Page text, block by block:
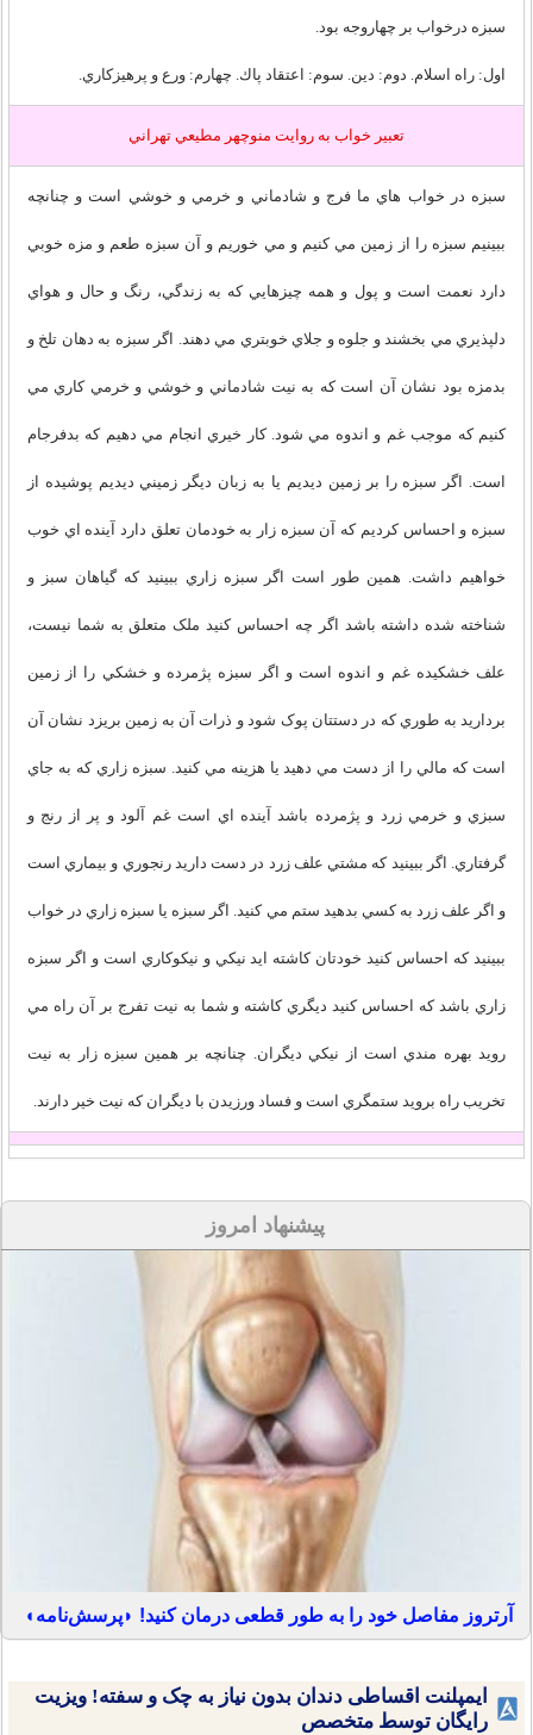
سبزه درخواب بر چهاروجه بود.
اول: راه اسلام. دوم: دين. سوم: اعتقاد پاك. چهارم: ورع و پرهيزكاري.
تعبير خواب به روايت منوچهر مطيعي تهراني
سبزه در خواب هاي ما فرج و شادماني و خرمي و خوشي است و چنانچه
ببينيم سبزه را از زمين مي کنيم و مي خوريم و آن سبزه طعم و مزه خوبي
دارد نعمت است و پول و همه چيزهايي که به زندگي، رنگ و حال و هواي
دلپذيري مي بخشند و جلوه و جلاي خوبتري مي دهند. اگر سبزه به دهان تلخ و
بدمزه بود نشان آن است که به نيت شادماني و خوشي و خرمي کاري مي
کنيم که موجب غم و اندوه مي شود. کار خيري انجام مي دهيم که بدفرجام
است. اگر سبزه را بر زمين ديديم يا به زبان ديگر زميني ديديم پوشيده از
سبزه و احساس کرديم که آن سبزه زار به خودمان تعلق دارد آينده اي خوب
خواهيم داشت. همين طور است اگر سبزه زاري ببينيد که گياهان سبز و
شناخته شده داشته باشد اگر چه احساس کنيد ملک متعلق به شما نيست،
علف خشکيده غم و اندوه است و اگر سبزه پژمرده و خشکي را از زمين
برداريد به طوري که در دستتان پوک شود و ذرات آن به زمين بريزد نشان آن
است که مالي را از دست مي دهيد يا هزينه مي کنيد. سبزه زاري که به جاي
سبزي و خرمي زرد و پژمرده باشد آينده اي است غم آلود و پر از رنج و
گرفتاري. اگر ببينيد که مشتي علف زرد در دست داريد رنجوري و بيماري است
و اگر علف زرد به کسي بدهيد ستم مي کنيد. اگر سبزه يا سبزه زاري در خواب
ببينيد که احساس کنيد خودتان کاشته ايد نيکي و نيکوکاري است و اگر سبزه
زاري باشد که احساس کنيد ديگري کاشته و شما به نيت تفرج بر آن راه مي
رويد بهره مندي است از نيکي ديگران. چنانچه بر همين سبزه زار به نيت
تخريب راه برويد ستمگري است و فساد ورزيدن با ديگران که نيت خير دارند.
پیشنهاد امروز
آرتروز مفاصل خود را به طور قطعی درمان کنید! ◗پرسش‌نامه◖
ایمپلنت اقساطی دندان بدون نیاز به چک و سفته! ویزیت
رایگان توسط متخصص